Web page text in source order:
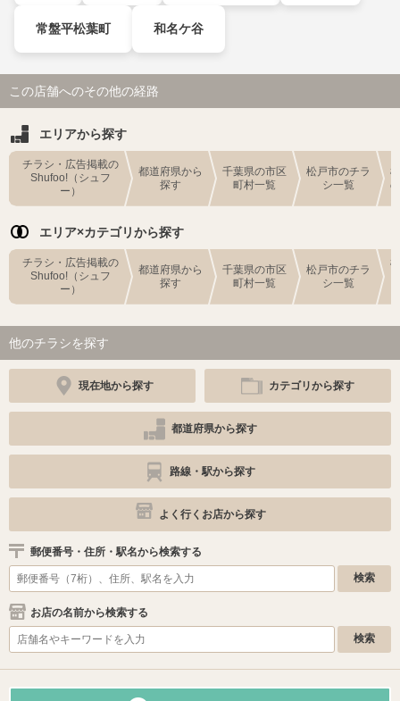
常盤平松葉町 和名ケ谷
この店舗へのその他の経路
エリアから探す
チラシ・広告掲載の
Shufoo!（シュフ
ー）
都道府県から
探す
千葉県の市区
町村一覧
松戸市のチラ
シ一覧
エリア×カテゴリから探す
チラシ・広告掲載の
Shufoo!（シュフ
ー）
都道府県から
探す
千葉県の市区
町村一覧
松戸市のチラ
シ一覧
他のチラシを探す
現在地から探す カテゴリから探す
都道府県から探す
路線・駅から探す
よく行くお店から探す
郵便番号・住所・駅名から検索する
お店の名前から検索する